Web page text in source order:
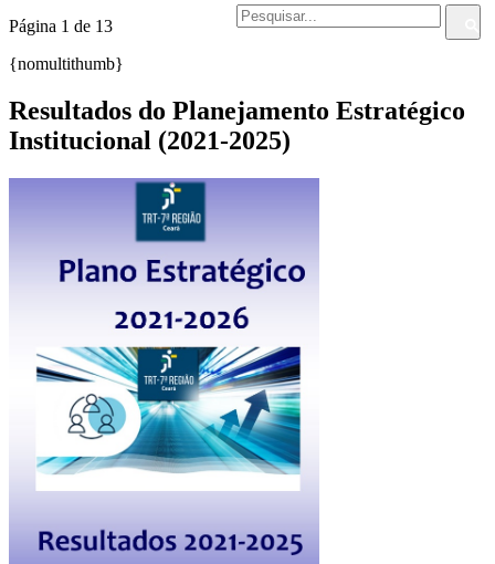
Página 1 de 13
{nomultithumb}
Resultados do Planejamento Estratégico
Institucional (2021-2025)